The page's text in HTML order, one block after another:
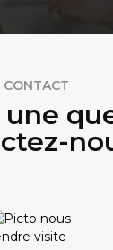
CONTACT
une